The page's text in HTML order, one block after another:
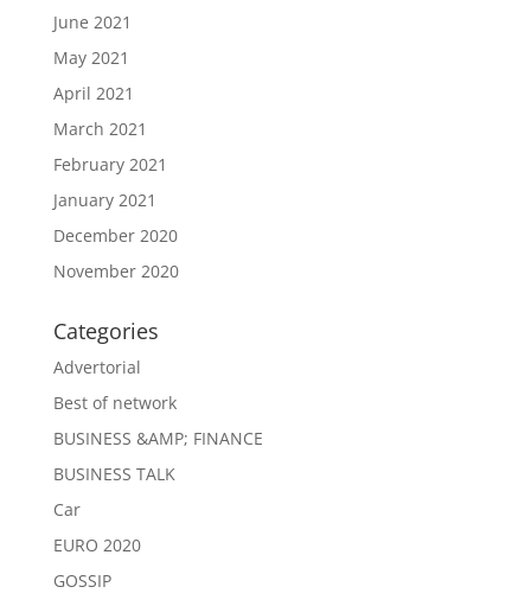
June 2021
May 2021
April 2021
March 2021
February 2021
January 2021
December 2020
November 2020
Categories
Advertorial
Best of network
BUSINESS &AMP; FINANCE
BUSINESS TALK
Car
EURO 2020
GOSSIP